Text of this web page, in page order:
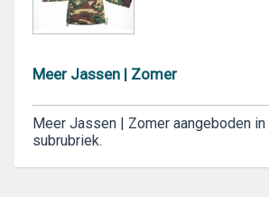
Meer Jassen | Zomer
Meer Jassen | Zomer aangeboden
subrubriek.